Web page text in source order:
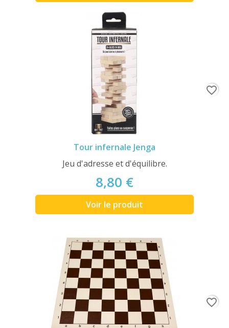
Tour infernale Jenga
Jeu d'adresse et d'équilibre.
8,80 €
Voir le produit
favorite_border
favorite_border